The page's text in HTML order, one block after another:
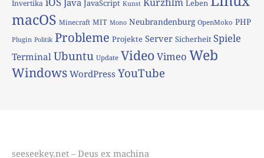
Invertika Java JavaScript Kunst Leben
macOS Minecraft MIT Mono Neubrandenburg OpenMoko PHP
Plugin Politik Probleme Projekte Server Sicherheit Spiele
TerminalUbuntu Update VideoVimeo Web
Windows WordPress YouTube
seeseekey.net – Deus ex machina